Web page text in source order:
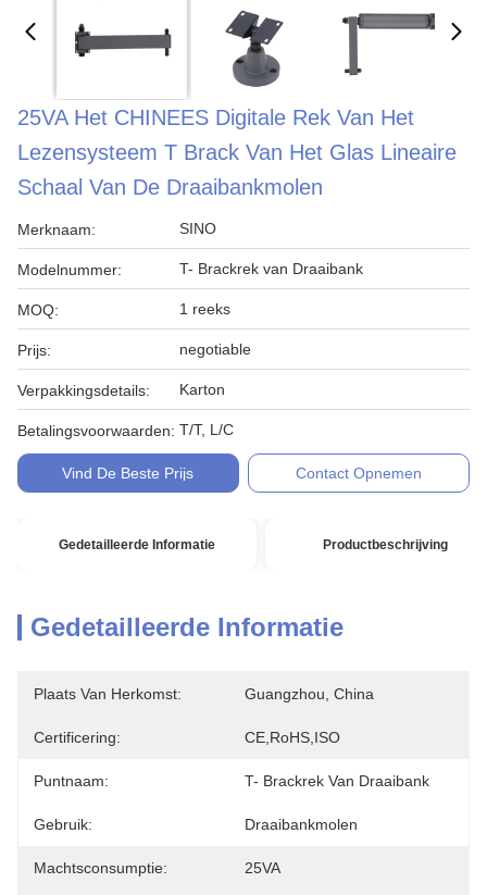
25VA Het CHINEES Digitale Rek Van Het
Lezensysteem T Brack Van Het Glas Lineaire
Schaal Van De Draaibankmolen
Merknaam: SINO
Modelnummer: T- Brackrek van Draaibank
MOQ: 1 reeks
Prijs: negotiable
Verpakkingsdetails: Karton
Betalingsvoorwaarden: T/T, L/C
Vind De Beste Prijs Contact Opnemen
Gedetailleerde Informatie Productbeschrijving
Gedetailleerde Informatie
Plaats Van Herkomst: Guangzhou, China
Certificering: CE,RoHS,ISO
Puntnaam: T- Brackrek Van Draaibank
Gebruik: Draaibankmolen
Machtsconsumptie: 25VA